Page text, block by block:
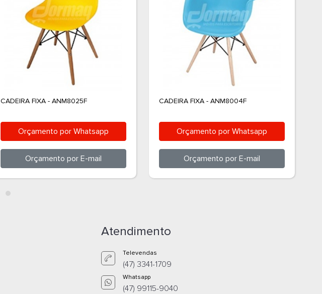
CADEIRA FIXA - ANM8025F
Orçamento porWhatsapp
Orçamento porE-mail
CADEIRA FIXA - ANM8004F
Orçamento porWhatsapp
Orçamento porE-mail
Atendimento
Televendas
(47) 3341-1709
Whatsapp
(47) 99115-9040